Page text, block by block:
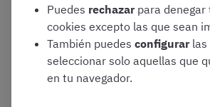
Por tanto, os recomendamos probarla
con ella, perono os forcéis a usarlasi
si os provoca estrés.
Puedes rechazar para denegar
cookies excepto las que sean
También puedes configurar las
seleccionar solo aquellas que
en tu navegador.